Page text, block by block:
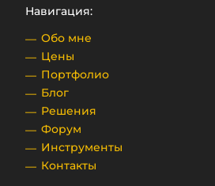
Навигация:
Обо мне
Цены
Портфолио
Блог
Решения
Форум
Инструменты
Контакты